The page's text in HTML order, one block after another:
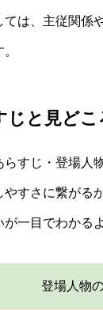
は、主従関係
じと見どこ
らすじ・登場人
すさに繋がる
一目でわかる
登場人物